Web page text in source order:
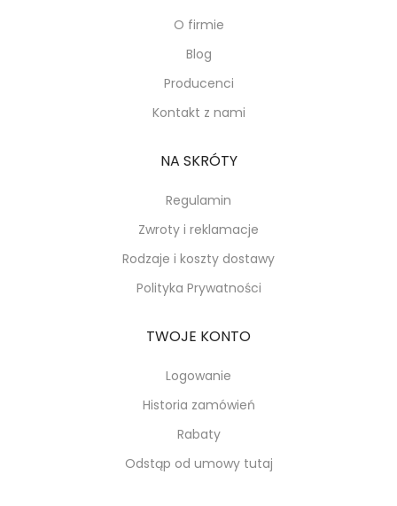
O firmie
Blog
Producenci
Kontakt z nami
NA SKRÓTY
Regulamin
Zwroty i reklamacje
Rodzaje i koszty dostawy
Polityka Prywatności
TWOJE KONTO
Logowanie
Historia zamówień
Rabaty
Odstąp od umowy tutaj